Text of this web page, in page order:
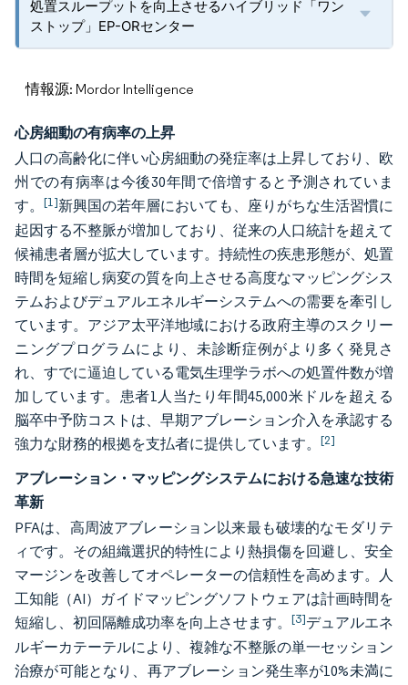
処置スループットを向上させるハイブリッド「ワン
ストップ」EP-ORセンター
情報源: Mordor Intelligence
心房細動の有病率の上昇
人口の高齢化に伴い心房細動の発症率は上昇しており、欧
州での有病率は今後30年間で倍増すると予測されていま
す。 [1]新興国の若年層においても、座りがちな生活習慣に
起因する不整脈が増加しており、従来の人口統計を超えて
候補患者層が拡大しています。持続性の疾患形態が、処置
時間を短縮し病変の質を向上させる高度なマッピングシス
テムおよびデュアルエネルギーシステムへの需要を牽引し
ています。アジア太平洋地域における政府主導のスクリー
ニングプログラムにより、未診断症例がより多く発見さ
れ、すでに逼迫している電気生理学ラボへの処置件数が増
加しています。患者1人当たり年間45,000米ドルを超える
脳卒中予防コストは、早期アブレーション介入を承認する
強力な財務的根拠を支払者に提供しています。 [2]
アブレーション・マッピングシステムにおける急速な技術
革新
PFAは、高周波アブレーション以来最も破壊的なモダリテ
ィです。その組織選択的特性により熱損傷を回避し、安全
マージンを改善してオペレーターの信頼性を高めます。人
工知能（AI）ガイドマッピングソフトウェアは計画時間を
短縮し、初回隔離成功率を向上させます。 [3]デュアルエネ
ルギーカテーテルにより、複雑な不整脈の単一セッション
治療が可能となり、再アブレーション発生率が10%未満に